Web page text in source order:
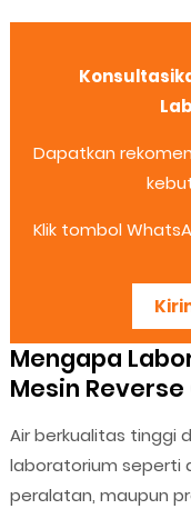
Dapatkan
Klik tombol
Mengapa
Mesin
Air berkualitas tinggi
laboratorium seperti
peralatan, maupun